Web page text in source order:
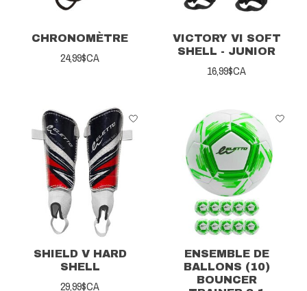
CHRONOMÈTRE
24,99$CA
VICTORY VI SOFT
SHELL - JUNIOR
16,99$CA
SHIELD V HARD
SHELL
29,99$CA
ENSEMBLE DE
BALLONS (10)
BOUNCER